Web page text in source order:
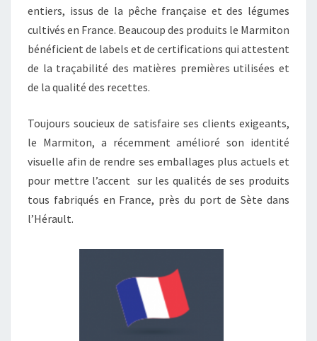
entiers, issus de la pêche française et des légumes
cultivés en France. Beaucoup des produits le Marmiton
bénéficient de labels et de certifications qui attestent
de la traçabilité des matières premières utilisées et
de la qualité des recettes.
Toujours soucieux de satisfaire ses clients exigeants,
le Marmiton, a récemment amélioré son identité
visuelle afin de rendre ses emballages plus actuels et
pour mettre l’accent sur les qualités de ses produits
tous fabriqués en France, près du port de Sète dans
l’Hérault.